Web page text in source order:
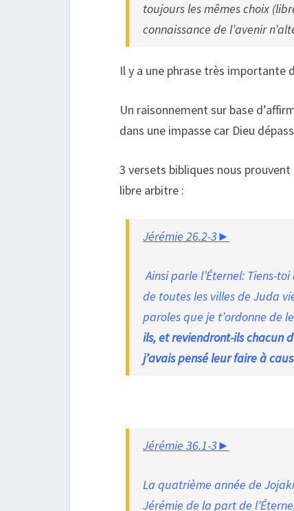
toujours les mêmes choix
connaissance de lʼavenir
Il y a une phrase très importante
Un raisonnement sur base
dans une impasse car Dieu
3 versets bibliques nous
libre arbitre :
Jérémie 26.2-3►
Ainsi parle l’Éternel: Tiens-
de toutes les villes de Juda
paroles que je t’ordonne de
ils, et reviendront-ils chacun
j’avais pensé leur faire à
Jérémie 36.1-3►
La quatrième année de
Jérémie de la part de